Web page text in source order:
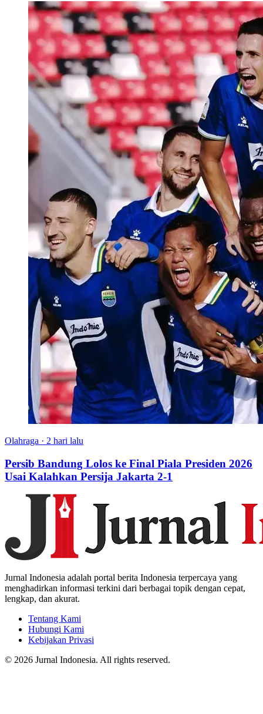
Olahraga · 2 hari lalu
Persib Bandung Lolos ke Final Piala Presiden 2026
Usai Kalahkan Persija Jakarta 2-1
Jurnal Indonesia adalah portal berita Indonesia terpercaya yang
menghadirkan informasi terkini dari berbagai topik dengan cepat,
lengkap, dan akurat.
Tentang Kami
Hubungi Kami
Kebijakan Privasi
© 2026 Jurnal Indonesia. All rights reserved.